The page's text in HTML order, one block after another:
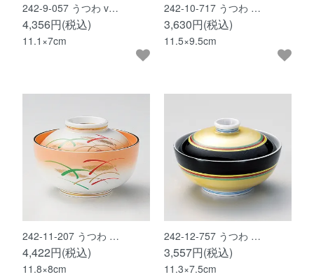
242-9-057 うつわ v…
4,356円(税込)
11.1×7cm
242-10-717 うつわ …
3,630円(税込)
11.5×9.5cm
242-11-207 うつわ …
4,422円(税込)
11.8×8cm
242-12-757 うつわ …
3,557円(税込)
11.3×7.5cm